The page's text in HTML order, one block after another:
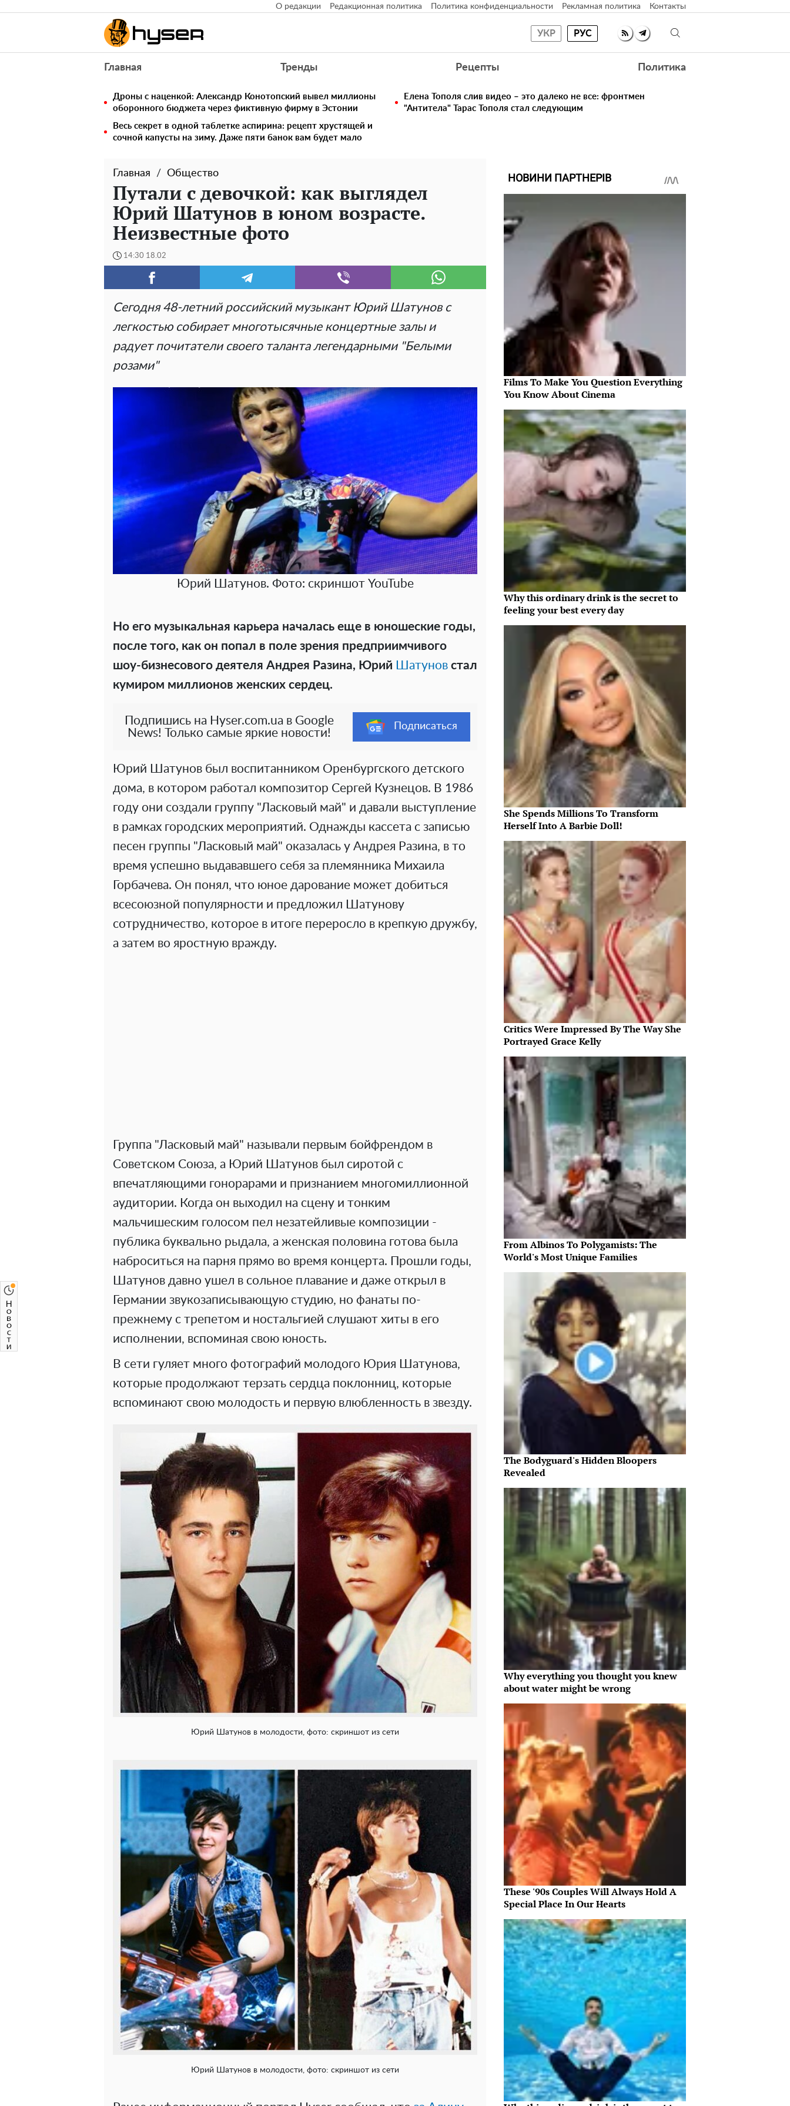
О редакции Редакционная политика Политика конфиденциальности Рекламная политика Контакты
УКР РУС
Главная Тренды Рецепты Политика
Дроны с наценкой: Александр Конотопский вывел миллионы
оборонного бюджета через фиктивную фирму в Эстонии
Елена Тополя слив видео – это далеко не все: фронтмен
"Антитела" Тарас Тополя стал следующим
Весь секрет в одной таблетке аспирина: рецепт хрустящей и
сочной капусты на зиму. Даже пяти банок вам будет мало
Главная Общество
Путали с девочкой: как выглядел
Юрий Шатунов в юном возрасте.
Неизвестные фото
14:30 18.02
Сегодня 48-летний российский музыкант Юрий Шатунов с
легкостью собирает многотысячные концертные залы и
радует почитатели своего таланта легендарными "Белыми
розами"
Юрий Шатунов. Фото: скриншот YouTube
Но его музыкальная карьера началась еще в юношеские годы,
после того, как он попал в поле зрения предприимчивого
шоу-бизнесового деятеля Андрея Разина, Юрий
Шатунов стал
кумиром миллионов женских сердец.
Подпишись на Hyser.com.ua в Google
News! Только самые яркие новости!
Подписаться
Юрий Шатунов был воспитанником Оренбургского детского
дома, в котором работал композитор Сергей Кузнецов. В 1986
году они создали группу "Ласковый май" и давали выступление
в рамках городских мероприятий. Однажды кассета с записью
песен группы "Ласковый май" оказалась у Андрея Разина, в то
время успешно выдававшего себя за племянника Михаила
Горбачева. Он понял, что юное дарование может добиться
всесоюзной популярности и предложил Шатунову
сотрудничество, которое в итоге переросло в крепкую дружбу,
а затем во яростную вражду.
Группа "Ласковый май" называли первым бойфрендом в
Советском Союза, а Юрий Шатунов был сиротой с
впечатляющими гонорарами и признанием многомиллионной
аудитории. Когда он выходил на сцену и тонким
мальчишеским голосом пел незатейливые композиции -
публика буквально рыдала, а женская половина готова была
наброситься на парня прямо во время концерта. Прошли годы,
Шатунов давно ушел в сольное плавание и даже открыл в
Германии звукозаписывающую студию, но фанаты по-
прежнему с трепетом и ностальгией слушают хиты в его
исполнении, вспоминая свою юность.
В сети гуляет много фотографий молодого Юрия Шатунова,
которые продолжают терзать сердца поклонниц, которые
вспоминают свою молодость и первую влюбленность в звезду.
Юрий Шатунов в молодости, фото: скриншот из сети
Юрий Шатунов в молодости, фото: скриншот из сети
НОВИНИ ПАРТНЕРІВ
Films To Make You Question Everything
You Know About Cinema
Why this ordinary drink is the secret to
feeling your best every day
She Spends Millions To Transform
Herself Into A Barbie Doll!
Critics Were Impressed By The Way She
Portrayed Grace Kelly
From Albinos To Polygamists: The
World's Most Unique Families
The Bodyguard's Hidden Bloopers
Revealed
Why everything you thought you knew
about water might be wrong
These '90s Couples Will Always Hold A
Special Place In Our Hearts